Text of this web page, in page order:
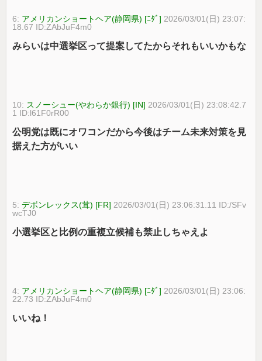
6: アメリカンショートヘア(静岡県) [ﾆﾀﾞ] 2026/03/01(日) 23:07:
18.67 ID:ZAbJuF4m0
みらいは中選挙区って提案してたからそれもいいかもな
10: スノーシュー(やわらか銀行) [IN] 2026/03/01(日) 23:08:42.7
1 ID:l61F0rR00
公明党は既にオワコンだから今後はチーム未来対策を見
据えた方がいい
5:デボンレックス(茸) [FR] 2026/03/01(日) 23:06:31.11 ID:/SFv
wcTJ0
小選挙区と比例の重複立候補も禁止しちゃえよ
4: アメリカンショートヘア(静岡県) [ﾆﾀﾞ] 2026/03/01(日) 23:06:
22.73 ID:ZAbJuF4m0
いいね！